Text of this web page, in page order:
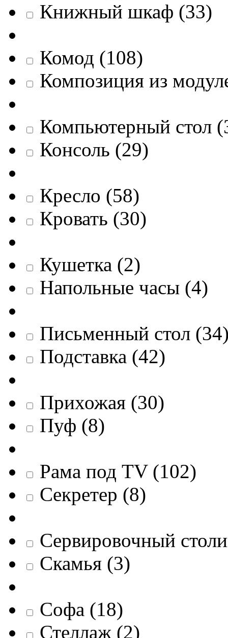
Книжный шкаф (33)
Комод (108)
Композиция из
Компьютерный стол (
Консоль (29)
Кресло (58)
Кровать (30)
Кушетка (2)
Напольные часы (4)
Письменный стол (34
Подставка (42)
Прихожая (30)
Пуф (8)
Рама под TV (102)
Секретер (8)
Сервировочный
Скамья (3)
Софа (18)
Стеллаж (2)